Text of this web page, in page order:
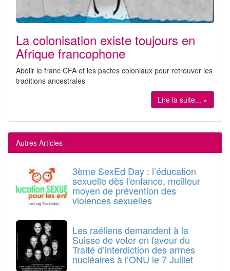
La colonisation existe toujours en
Afrique francophone
Abolir le franc CFA et les pactes coloniaux pour retrouver les
traditions ancestrales
Lire la suite... »
Autres Articles
3ème SexEd Day : l’éducation
sexuelle dès l'enfance, meilleur
moyen de prévention des
violences sexuelles
Les raéliens demandent à la
Suisse de voter en faveur du
Traité d’interdiction des armes
nucléaires à l’ONU le 7 Juillet